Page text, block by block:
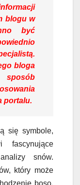
blogu w
być
bloga
portalu.
się symbole,
fascynujące
snów.
który może
boso.